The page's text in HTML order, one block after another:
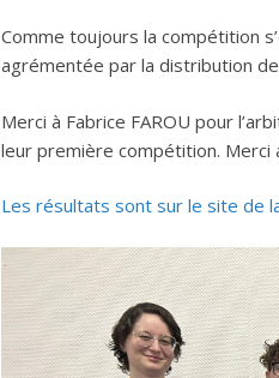
Comme toujours la compétition
agrémentée par la distribution
Merci à Fabrice FAROU pour
leur première compétition. Merci
Les résultats sont sur le site de